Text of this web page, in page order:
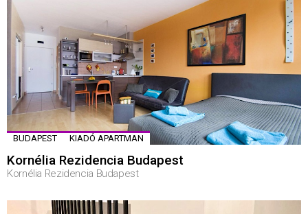
BUDAPEST KIADÓ APARTMAN
Kornélia Rezidencia Budapest
Kornélia Rezidencia Budapest